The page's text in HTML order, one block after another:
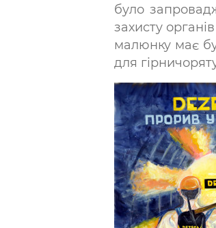
було
захисту
малюнку має
для